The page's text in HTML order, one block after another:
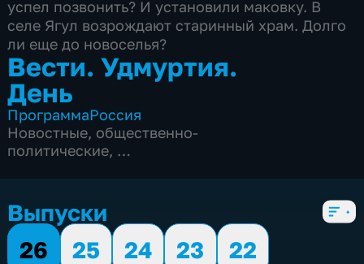
успел позвонить? И установили маковку. В
селе Ягул возрождают старинный храм. Долго
ли еще до новоселья?
Вести. Удмуртия.
День
ПрограммаРоссия
Новостные, общественно-
политические,
Выпуски
26
25 24 23
22